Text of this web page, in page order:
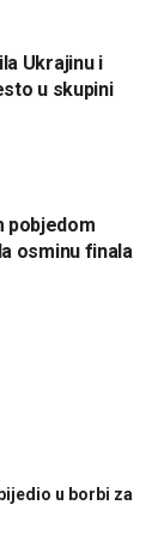
Ukrajinu i
u skupini
pobjedom
osminu finala
u borbi za